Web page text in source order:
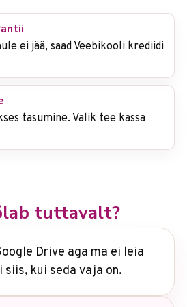
ei jää, saad Veebikooli krediidi
tasumine. Valik tee kassa
tuttavalt?
Drive aga ma ei leia
kui seda vaja on.